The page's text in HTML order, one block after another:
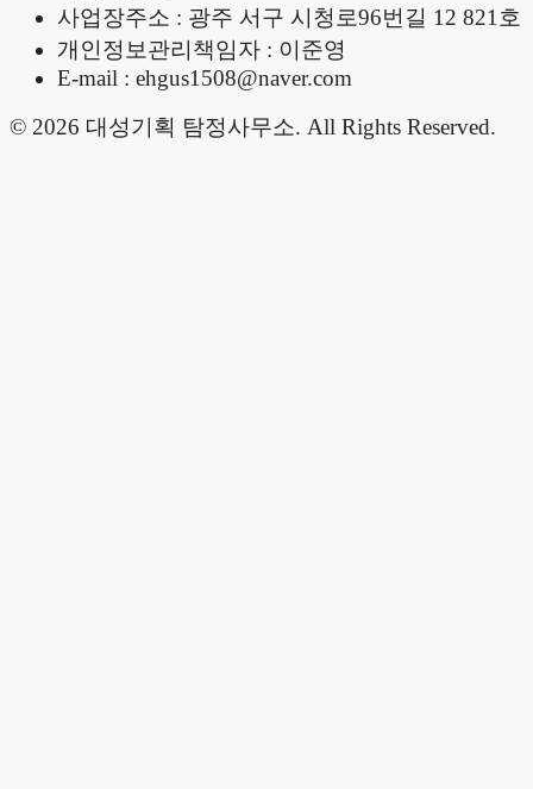
사업장주소 : 광주 서구 시청로96번길 12 821호
개인정보관리책임자 : 이준영
E-mail : ehgus1508@naver.com
© 2026 대성기획 탐정사무소. All Rights Reserved.